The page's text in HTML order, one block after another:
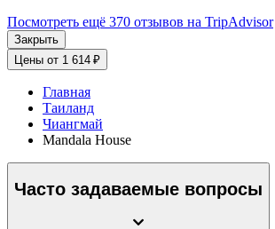
Посмотреть ещё 370 отзывов на TripAdvisor
Закрыть
Цены от 1 614 ₽
Главная
Таиланд
Чиангмай
Mandala House
Часто задаваемые вопросы